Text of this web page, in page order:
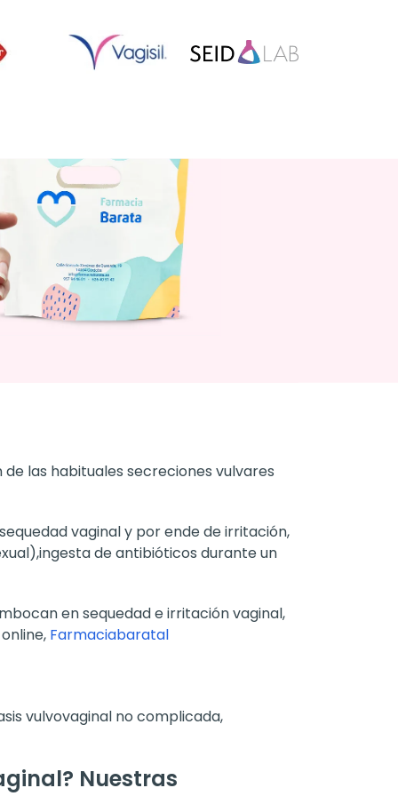
las habituales secreciones vulvares
vaginal y por ende de irritación,
de antibióticos durante un
en sequedad e irritación vaginal,
Farmaciabaratal
vulvovaginal no complicada,
Nuestras